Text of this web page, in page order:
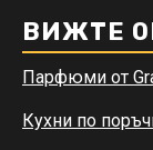
ВИЖТЕ
Парфюми от
Кухни по